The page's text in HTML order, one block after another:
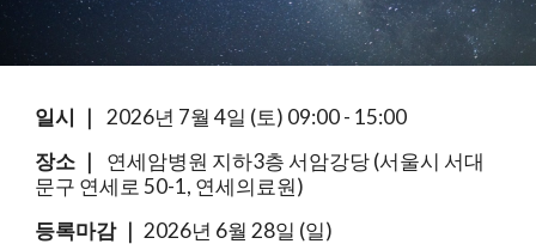
일시 ｜ 2026년 7월4일 (토) 09:00 - 15:00
장소 ｜ 연세암병원 지하3층 서암강당 (서울시 서대
문구 연세로 50-1, 연세의료원)
등록마감 ｜ 2026년 6월 28일 (일)